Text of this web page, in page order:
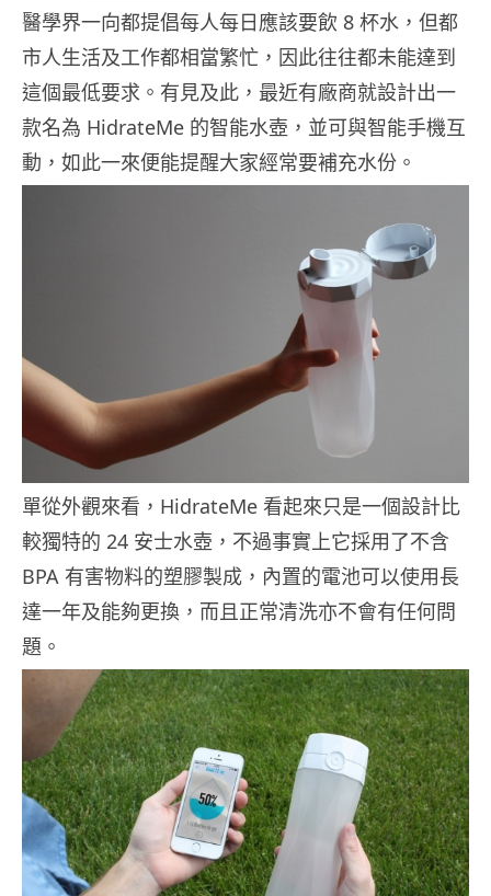
醫學界一向都提倡每人每日應該要飲 8 杯水，但都
市人生活及工作都相當繁忙，因此往往都未能達到
這個最低要求。有見及此，最近有廠商就設計出一
款名為 HidrateMe 的智能水壺，並可與智能手機互
動，如此一來便能提醒大家經常要補充水份。
單從外觀來看，HidrateMe 看起來只是一個設計比
較獨特的 24 安士水壺，不過事實上它採用了不含
BPA 有害物料的塑膠製成，內置的電池可以使用長
達一年及能夠更換，而且正常清洗亦不會有任何問
題。